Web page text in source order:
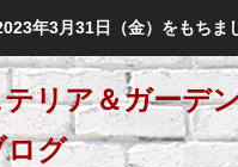
年3月31日（金）をもちま
リア＆ガーデ
ログ